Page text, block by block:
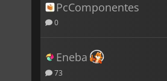
PcComponentes
0
Eneba
73